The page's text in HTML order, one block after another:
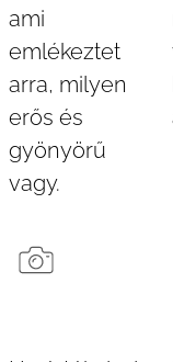
ami
emlékeztet
arra, milyen
erős és
gyönyörű
vagy.